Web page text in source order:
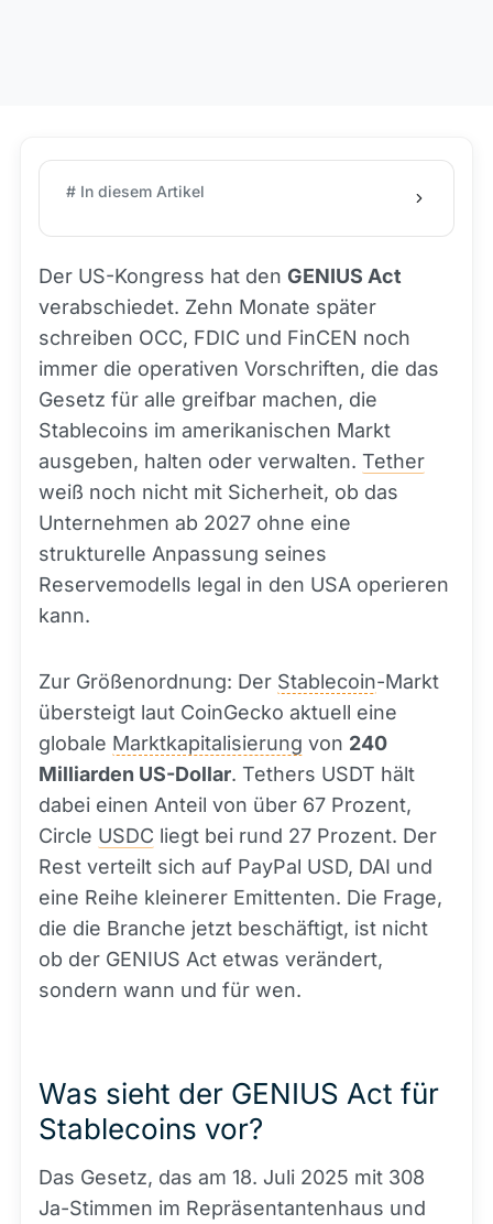
# In diesem Artikel
Der US-Kongress hat den GENIUS Act
verabschiedet. Zehn Monate später
schreiben OCC, FDIC und FinCEN noch
immer die operativen Vorschriften, die das
Gesetz für alle greifbar machen, die
Stablecoins im amerikanischen Markt
ausgeben, halten oder verwalten. Tether
weiß noch nicht mit Sicherheit, ob das
Unternehmen ab 2027 ohne eine
strukturelle Anpassung seines
Reservemodells legal in den USA operieren
kann.
Zur Größenordnung: Der Stablecoin-Markt
übersteigt laut CoinGecko aktuell eine
globale Marktkapitalisierung von 240
Milliarden US-Dollar. Tethers USDT hält
dabei einen Anteil von über 67 Prozent,
Circle USDC liegt bei rund 27 Prozent. Der
Rest verteilt sich auf PayPal USD, DAI und
eine Reihe kleinerer Emittenten. Die Frage,
die die Branche jetzt beschäftigt, ist nicht
ob der GENIUS Act etwas verändert,
sondern wann und für wen.
Was sieht der GENIUS Act für
Stablecoins vor?
Das Gesetz, das am 18. Juli 2025 mit 308
Ja-Stimmen im Repräsentantenhaus und